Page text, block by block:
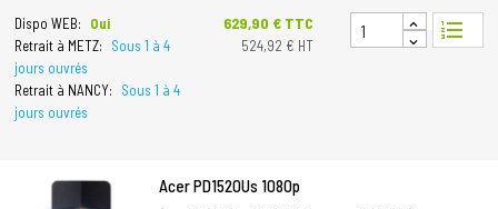
Dispo WEB:
Oui
Retrait à METZ:
Sous 1 à 4
jours ouvrés
Retrait à NANCY:
Sous 1 à 4
jours ouvrés
Prix
629,90 € TTC
524,92 € HT
format_list_numbered
Acer PD1520Us 1080p